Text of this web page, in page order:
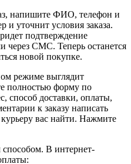
напишите ФИО, телефон и
и уточнит условия заказа.
подтверждение
через СМС. Теперь останется
новой покупке.
режиме выглядит
полностью форму по
способ доставки, оплаты,
к заказу написать
вас найти. Нажмите
В интернет-